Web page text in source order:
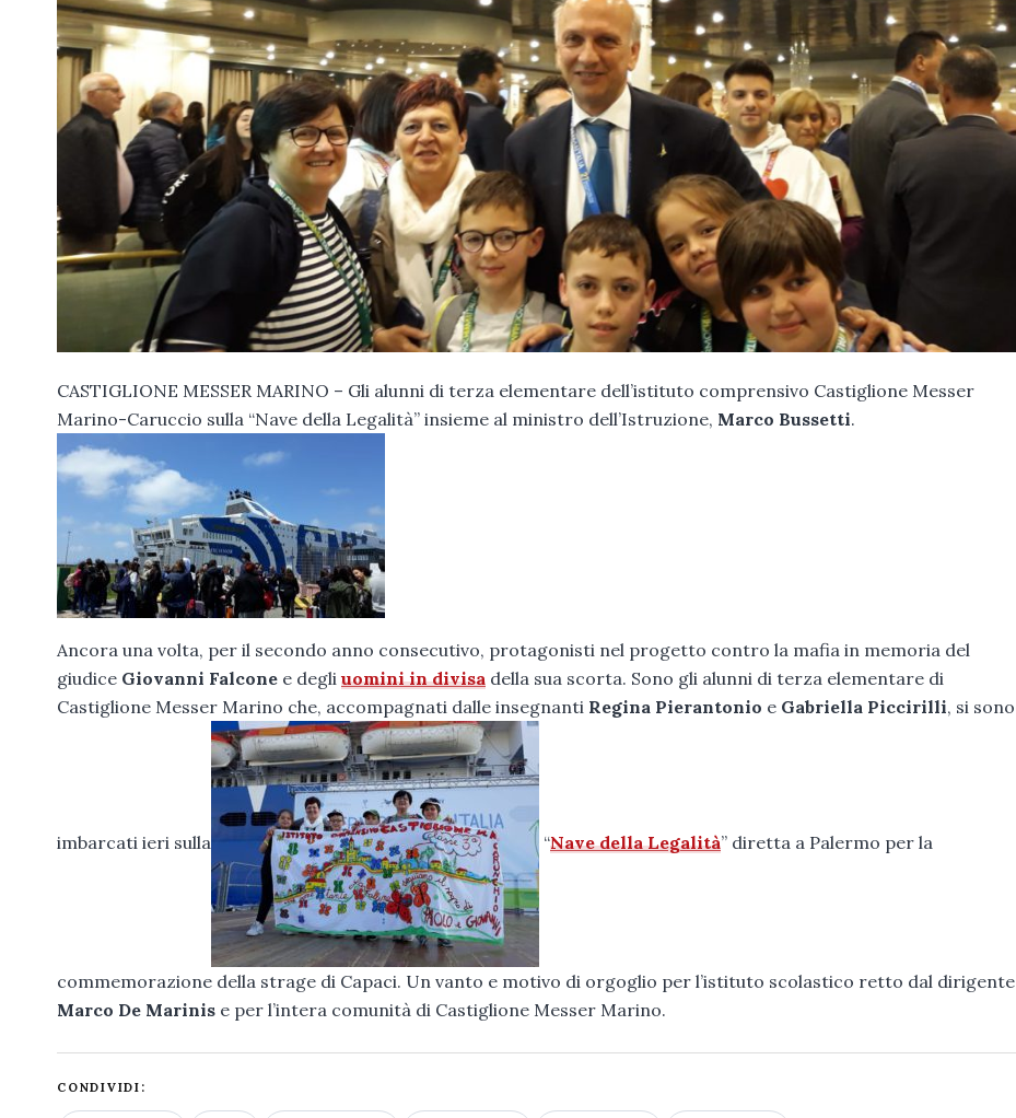
CASTIGLIONE MESSER MARINO – Gli alunni di terza elementare dell’istituto comprensivo Castiglione Messer
Marino-Caruccio sulla “Nave della Legalità” insieme al ministro dell’Istruzione, Marco Bussetti.
Ancora una volta, per il secondo anno consecutivo, protagonisti nel progetto contro la mafia in memoria del
giudice Giovanni Falcone e degli uomini in divisa della sua scorta. Sono gli alunni di terza elementare di
Castiglione Messer Marino che, accompagnati dalle insegnanti Regina Pierantonio e Gabriella Piccirilli, si sono
imbarcati ieri sulla “Nave della Legalità” diretta a Palermo per la
commemorazione della strage di Capaci. Un vanto e motivo di orgoglio per l’istituto scolastico retto dal dirigente
Marco De Marinis e per l’intera comunità di Castiglione Messer Marino.
CONDIVIDI: